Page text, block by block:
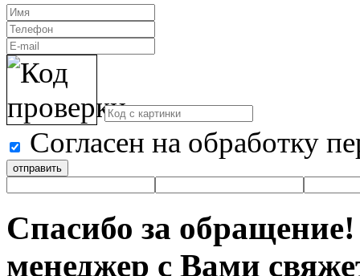
Согласен на обработку
отправить
Спасибо за
менеджер с Вами